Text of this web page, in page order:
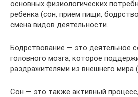
основных физиологических
ребенка (сон, прием пищи,
смена видов деятельности.
Бодрствование — это деятельное
головного мозга, которое
раздражителями из внешнего мира
Сон — это также активный